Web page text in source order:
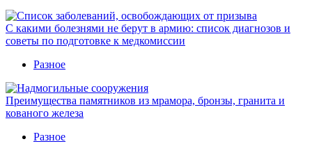
С какими болезнями не берут в армию: список диагнозов и
советы по подготовке к медкомиссии
Разное
Преимущества памятников из мрамора, бронзы, гранита и
кованого железа
Разное